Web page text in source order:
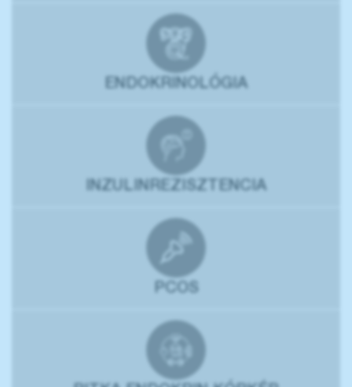
ENDOKRINOLÓGIA
INZULINREZISZTENCIA
PCOS